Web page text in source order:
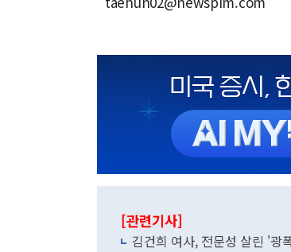
[관련기사]
김건희 여사, 전문성 살린 '